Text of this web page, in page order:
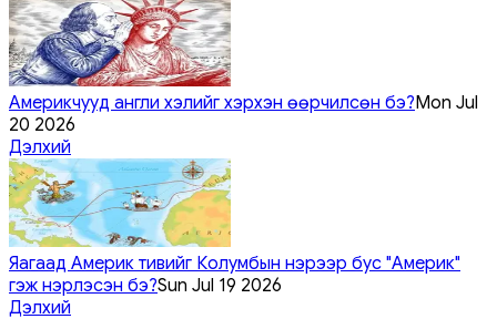
Америкчууд англи хэлийг хэрхэн өөрчилсөн бэ?Mon Jul
20 2026
Дэлхий
Яагаад Америк тивийг Колумбын нэрээр бус "Америк"
гэж нэрлэсэн бэ?Sun Jul 19 2026
Дэлхий